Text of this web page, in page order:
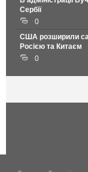
Сербії
0
США розширили
Росією та Китаєм
0